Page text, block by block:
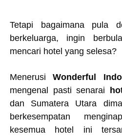
Tetapi bagaimana pula
berkeluarga, ingin
mencari hotel yang selesa?
MenerusiWonderful
mengenal pasti senarai
dan Sumatera Utara
berkesempatan
kesemua hotel ini